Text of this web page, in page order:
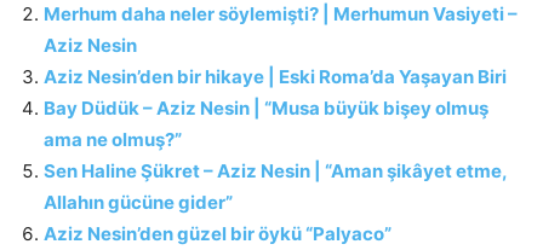
Merhum daha neler söylemişti? | Merhumun Vasiyeti –
Aziz Nesin
Aziz Nesin’den bir hikaye | Eski Roma’da Yaşayan Biri
Bay Düdük – Aziz Nesin | “Musa büyük bişey olmuş
ama ne olmuş?”
Sen Haline Şükret – Aziz Nesin | “Aman şikâyet etme,
Allahın gücüne gider”
Aziz Nesin’den güzel bir öykü “Palyaco”